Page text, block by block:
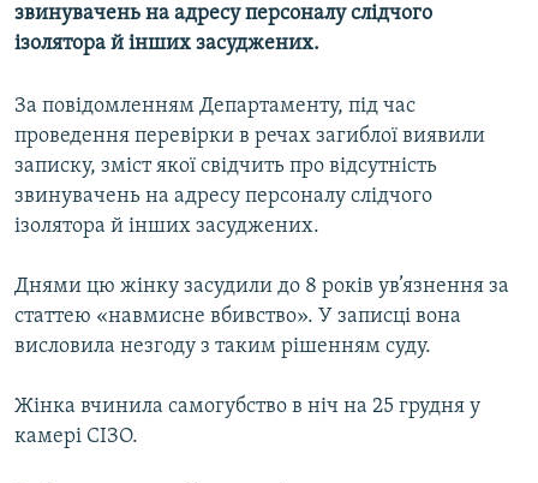
СПЕЦПРОЄКТИ
КРИМ РЕАЛІЇ
РУС
УКР
ДОЛУЧАЙСЯ!
звинувачень на адресу персоналу слідчого
ізолятора й інших засуджених.
За повідомленням Департаменту, під час
проведення перевірки в речах загиблої виявили
записку, зміст якої свідчить про відсутність
звинувачень на адресу персоналу слідчого
ізолятора й інших засуджених.
Днями цю жінку засудили до 8 років ув’язнення за
статтею «навмисне вбивство». У записці вона
висловила незгоду з таким рішенням суду.
Жінка вчинила самогубство в ніч на 25 грудня у
камері СІЗО.